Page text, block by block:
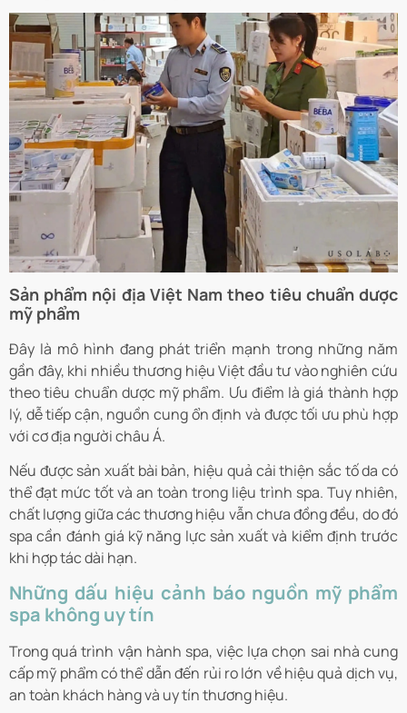
Sản phẩm nội địa Việt Nam theo tiêu chuẩn dược
mỹ phẩm
Đây là mô hình đang phát triển mạnh trong những năm
gần đây, khi nhiều thương hiệu Việt đầu tư vào nghiên cứu
theo tiêu chuẩn dược mỹ phẩm. Ưu điểm là giá thành hợp
lý, dễ tiếp cận, nguồn cung ổn định và được tối ưu phù hợp
với cơ địa người châu Á.
Nếu được sản xuất bài bản, hiệu quả cải thiện sắc tố da có
thể đạt mức tốt và an toàn trong liệu trình spa. Tuy nhiên,
chất lượng giữa các thương hiệu vẫn chưa đồng đều, do đó
spa cần đánh giá kỹ năng lực sản xuất và kiểm định trước
khi hợp tác dài hạn.
Những dấu hiệu cảnh báo nguồn mỹ phẩm
spa không uy tín
Trong quá trình vận hành spa, việc lựa chọn sai nhà cung
cấp mỹ phẩm có thể dẫn đến rủi ro lớn về hiệu quả dịch vụ,
an toàn khách hàng và uy tín thương hiệu.